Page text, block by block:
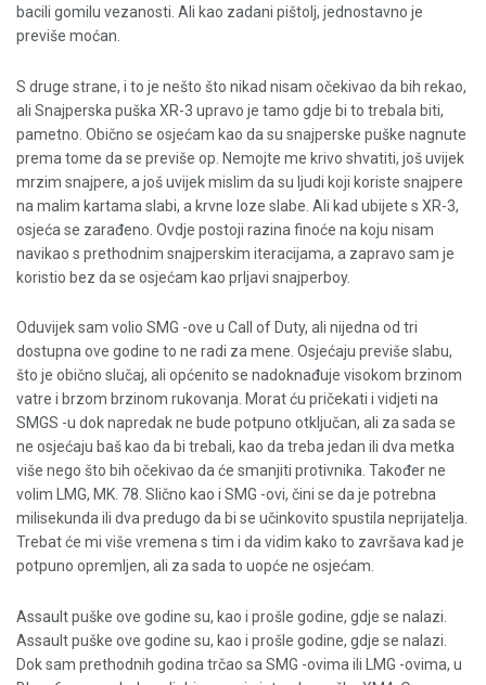
bacili gomilu vezanosti. Ali kao zadani pištolj, jednostavno je
previše moćan.
S druge strane, i to je nešto što nikad nisam očekivao da bih rekao,
ali Snajperska puška XR-3 upravo je tamo gdje bi to trebala biti,
pametno. Obično se osjećam kao da su snajperske puške nagnute
prema tome da se previše op. Nemojte me krivo shvatiti, još uvijek
mrzim snajpere, a još uvijek mislim da su ljudi koji koriste snajpere
na malim kartama slabi, a krvne loze slabe. Ali kad ubijete s XR-3,
osjeća se zarađeno. Ovdje postoji razina finoće na koju nisam
navikao s prethodnim snajperskim iteracijama, a zapravo sam je
koristio bez da se osjećam kao prljavi snajperboy.
Oduvijek sam volio SMG -ove u Call of Duty, ali nijedna od tri
dostupna ove godine to ne radi za mene. Osjećaju previše slabu,
što je obično slučaj, ali općenito se nadoknađuje visokom brzinom
vatre i brzom brzinom rukovanja. Morat ću pričekati i vidjeti na
SMGS -u dok napredak ne bude potpuno otključan, ali za sada se
ne osjećaju baš kao da bi trebali, kao da treba jedan ili dva metka
više nego što bih očekivao da će smanjiti protivnika. Također ne
volim LMG, MK. 78. Slično kao i SMG -ovi, čini se da je potrebna
milisekunda ili dva predugo da bi se učinkovito spustila neprijatelja.
Trebat će mi više vremena s tim i da vidim kako to završava kad je
potpuno opremljen, ali za sada to uopće ne osjećam.
Assault puške ove godine su, kao i prošle godine, gdje se nalazi.
Assault puške ove godine su, kao i prošle godine, gdje se nalazi.
Dok sam prethodnih godina trčao sa SMG -ovima ili LMG -ovima, u